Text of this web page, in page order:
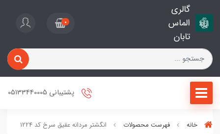
گالری
الماس
تابان
0
پشتیبانی 05133440005
خانه فهرست محصولات انگشتر مردانه عقیق سرخ کد 1224